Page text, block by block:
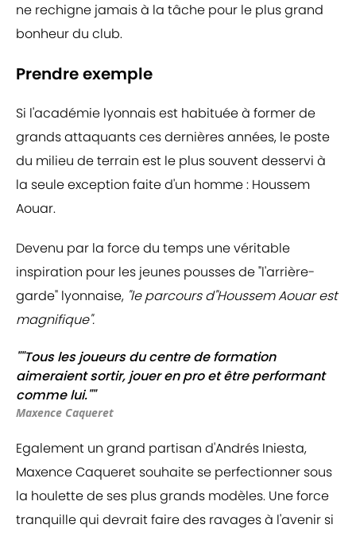
ne rechigne jamais à la tâche pour le plus grand
bonheur du club.
Prendre exemple
Si l'académie lyonnais est habituée à former de
grands attaquants ces dernières années, le poste
du milieu de terrain est le plus souvent desservi à
la seule exception faite d'un homme : Houssem
Aouar.
Devenu par la force du temps une véritable
inspiration pour les jeunes pousses de "l'arrière-
garde" lyonnaise, "le parcours d"Houssem Aouar est
magnifique".
""Tous les joueurs du centre de formation
aimeraient sortir, jouer en pro et être performant
comme lui.""
Maxence Caqueret
Egalement un grand partisan d'Andrés Iniesta,
Maxence Caqueret souhaite se perfectionner sous
la houlette de ses plus grands modèles. Une force
tranquille qui devrait faire des ravages à l'avenir si